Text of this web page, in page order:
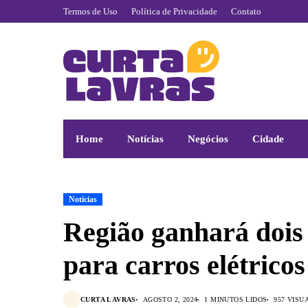
Termos de Uso Política de Privacidade Contato
Home Notícias Negócios Cidade
Notícias
Região ganhará
para carros elétricos
CURTA LAVRAS AGOSTO 2, 2024 1 MINUTOS LIDOS 957